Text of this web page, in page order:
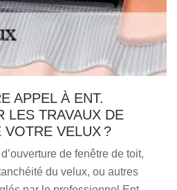
APPEL À ENT.
LES TRAVAUX DE
VOTRE VELUX ?
de fenêtre de toit,
du velux, ou autres